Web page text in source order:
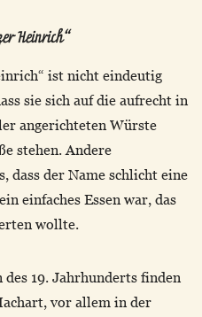
Heinrich“
ist nicht eindeutig
sie sich auf die aufrecht in
angerichteten Würste
stehen. Andere
dass der Name schlicht eine
einfaches Essen war, das
wollte.
19. Jahrhunderts finden
vor allem in der